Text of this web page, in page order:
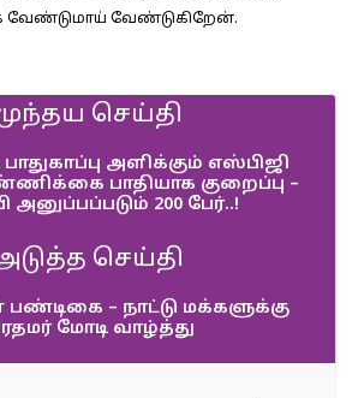
வேண்டுமாய் வேண்டுகிறேன்.
செய்தி
பாதுகாப்பு அளிக்கும் எஸ்பிஜி
பாதியாக குறைப்பு –
அனுப்பப்படும் 200 பேர்..!
செய்தி
– நாட்டு மக்களுக்கு
மோடி வாழ்த்து